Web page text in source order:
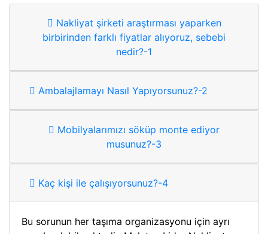
birbirinden farklı fiyatlar alıyoruz, sebebi
nedir?-1
Ambalajlamayı Nasıl Yapıyorsunuz?-2
musunuz?-3
Kaç kişi ile çalışıyorsunuz?-4
Bu sorunun her taşıma organizasyonu için ayrı